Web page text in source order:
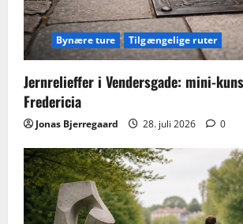
Bynære ture Tilgængelige ruter
Jernrelieffer i Vendersgade: mini-
Fredericia
Jonas Bjerregaard 28. juli 2026 0